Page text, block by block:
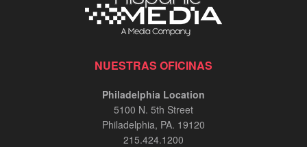
NUESTRAS OFICINAS
Philadelphia Location
5100 N. 5th Street
Philadelphia, PA. 19120
215.424.1200